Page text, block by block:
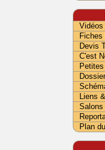
Vidéos
Fiches
Devis
C'est
Liens
Plan